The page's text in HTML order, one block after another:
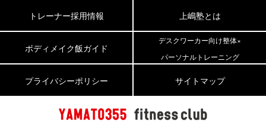
トレーナー採用情報 上嶋塾とは
ボディメイク飯ガイド
デスクワーカー向け整体×
パーソナルトレーニング
プライバシーポリシー サイトマップ